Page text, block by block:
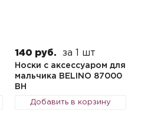
140 руб. за 1 шт
Носки с аксессуаром для
мальчика BELINO 87000
BH
Добавить в корзину